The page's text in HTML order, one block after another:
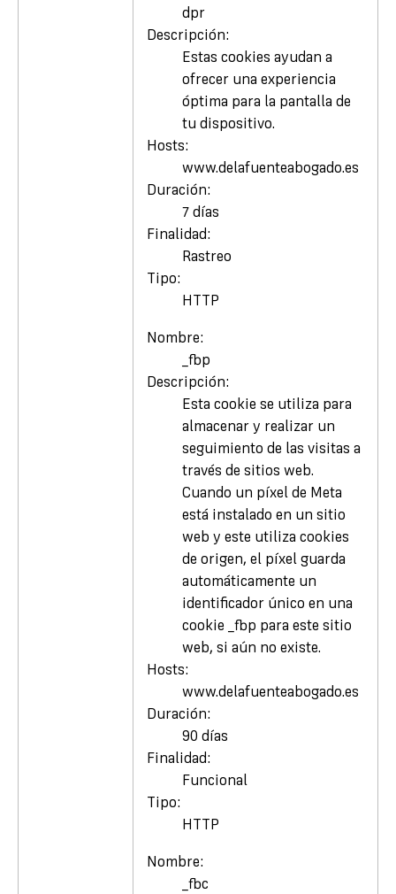
dpr
Descripción:
Estas cookies ayudan a
ofrecer una experiencia
óptima para la pantalla de
tu dispositivo.
Hosts:
www.delafuenteabogado.es
Duración:
7 días
Finalidad:
Rastreo
Tipo:
HTTP
Nombre:
_fbp
Descripción:
Esta cookie se utiliza para
almacenar y realizar un
seguimiento de las visitas a
través de sitios web.
Cuando un píxel de Meta
está instalado en un sitio
web y este utiliza cookies
de origen, el píxel guarda
automáticamente un
identificador único en una
cookie _fbp para este sitio
web, si aún no existe.
Hosts:
www.delafuenteabogado.es
Duración:
90 días
Finalidad:
Funcional
Tipo:
HTTP
Nombre:
_fbc